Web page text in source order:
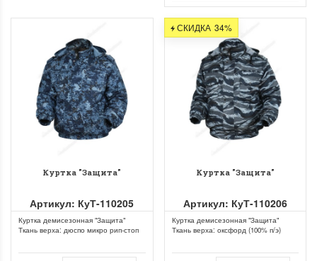
Куртка "Защита"
Артикул: КуТ-110205
Куртка демисезонная "Защита"
Ткань верха: дюспо микро рип-стоп
СКИДКА 34%
Куртка "Защита"
Артикул: КуТ-110206
Куртка демисезонная "Защита"
Ткань верха: оксфорд (100% п/э)